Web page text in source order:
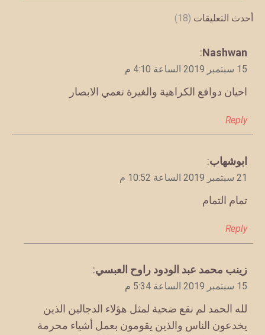
أحدث التعليقات (18)
يقول
Nashwan
:
15 سبتمبر 2019 الساعة 4:10 م
احيان دوافع الكراهية والغيرة تعمي الابصار
Reply
يقول
ابوشهاب:
21 سبتمبر 2019 الساعة 10:52 م
تمام التمام
Reply
يقول
زينب محمد عبد الودود راوح العبسي:
15 سبتمبر 2019 الساعة 5:34 م
لله الحمد لم نقع ضحية لمثل هؤلاء الدجالين الذين
يخدعون الناس والذين يقومون بعمل أشياء محرمة